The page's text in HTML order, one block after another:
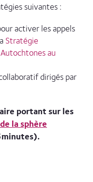
suivantes :
activer les appels
Stratégie
au
dirigés par
portant sur les
la sphère